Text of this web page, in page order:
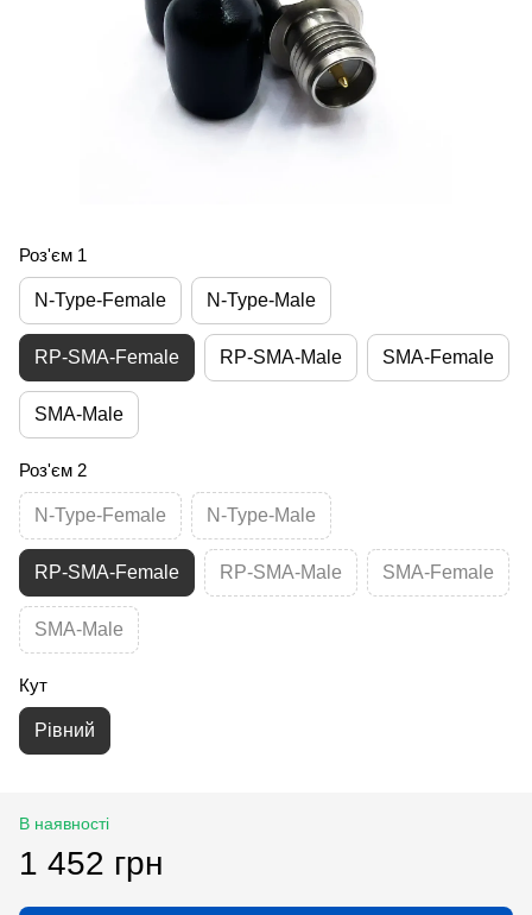
Роз'єм 1
N-Type-Female N-Type-Male
RP-SMA-Female RP-SMA-Male SMA-Female
SMA-Male
Роз'єм 2
N-Type-Female N-Type-Male
RP-SMA-Female RP-SMA-Male SMA-Female
SMA-Male
Кут
Рівний
В наявності
1 452 грн